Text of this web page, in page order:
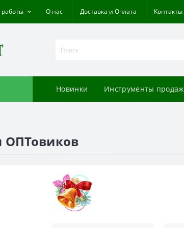
О нас Доставка и Оплата Контакты
Новинки Инструменты продаж
ОПТовиков